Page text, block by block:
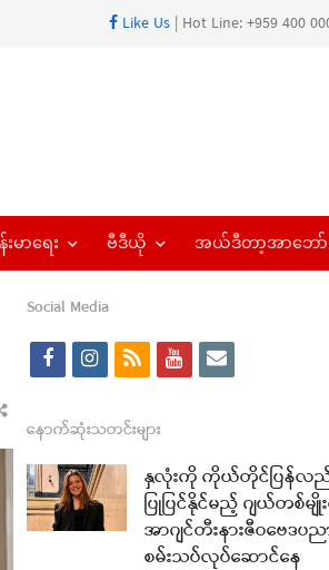
Like Us | Hot Line: +959 400
းမာရေး ဗီဒီယို အယ်ဒီတာ့အာဘော်
Share
this
post
Social Media
f
c
e
b
o
i
s
t
a
g
r
s
y
t
u
b
e
i
l
နောက်ဆုံးသတင်းများ
နှလုံးကို ကိုယ်တိုင်ပြန်လ
ပြုပြင်နိုင်မည့် ဂျယ်တစ်မ
အာဂျင်တီးနားဇီဝဗေဒပ
စမ်းသပ်လုပ်ဆောင်နေ